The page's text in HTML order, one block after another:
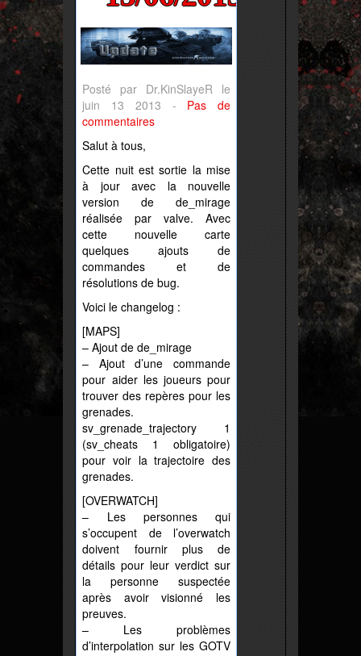
Posté par Dr.KinSlayeR le
juin 13 2013 - Pas de
commentaires
Salut à tous,
Cette nuit est sortie la mise
à jour avec la nouvelle
version de de_mirage
réalisée par valve. Avec
cette nouvelle carte
quelques ajouts de
commandes et de
résolutions de bug.
Voici le changelog :
[MAPS]
– Ajout de de_mirage
– Ajout d’une commande
pour aider les joueurs pour
trouver des repères pour les
grenades.
sv_grenade_trajectory 1
(sv_cheats 1 obligatoire)
pour voir la trajectoire des
grenades.
[OVERWATCH]
– Les personnes qui
s’occupent de l’overwatch
doivent fournir plus de
détails pour leur verdict sur
la personne suspectée
après avoir visionné les
preuves.
– Les problèmes
d’interpolation sur les GOTV